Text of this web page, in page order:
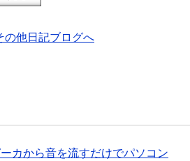
カから音を流すだけでパソコン